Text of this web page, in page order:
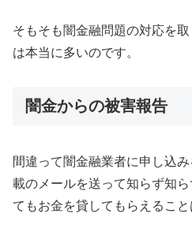
そもそも闇金融問題の対応を
は本当に多いのです。
闇金からの被害報告
間違って闇金融業者に申し込
載のメールを送って知らず知
てもお金を貸してもらえること